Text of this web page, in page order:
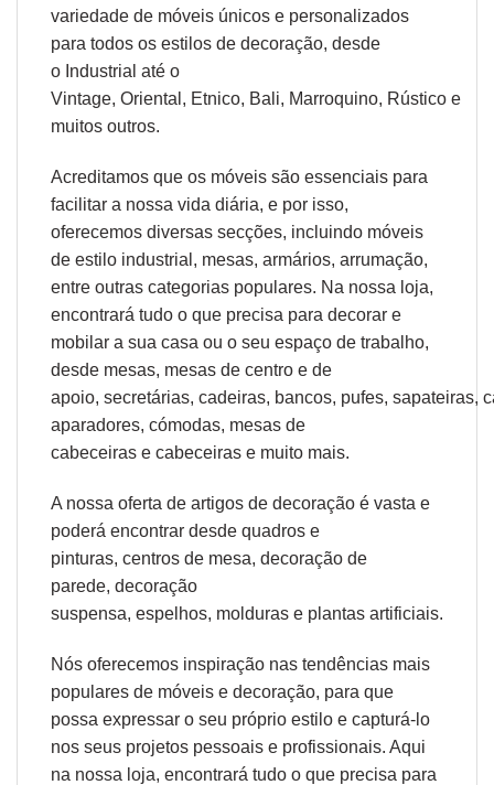
variedade de móveis únicos e personalizados
para todos os estilos de decoração, desde
o Industrial até o
Vintage, Oriental , Etnico, Bali, Marroquino, Rústico e
muitos outros.
Acreditamos que os móveis são essenciais para
facilitar a nossa vida diária, e por isso,
oferecemos diversas secções, incluindo móveis
de estilo industrial, mesas, armários, arrumação,
entre outras categorias populares. Na nossa loja,
encontrará tudo o que precisa para decorar e
mobilar a sua casa ou o seu espaço de trabalho,
desde mesas, mesas de centro e de
apoio, secretárias, cadeiras, bancos, pufes, sapateiras,
aparadores, cómodas, mesas de
cabeceiras e cabeceiras e muito mais.
A nossa oferta de artigos de decoração é vasta e
poderá encontrar desde quadros e
pinturas, centros de mesa, decoração de
parede, decoração
suspensa, espelhos, molduras e plantas artificiais.
Nós oferecemos inspiração nas tendências mais
populares de móveis e decoração, para que
possa expressar o seu próprio estilo e capturá-lo
nos seus projetos pessoais e profissionais. Aqui
na nossa loja, encontrará tudo o que precisa para